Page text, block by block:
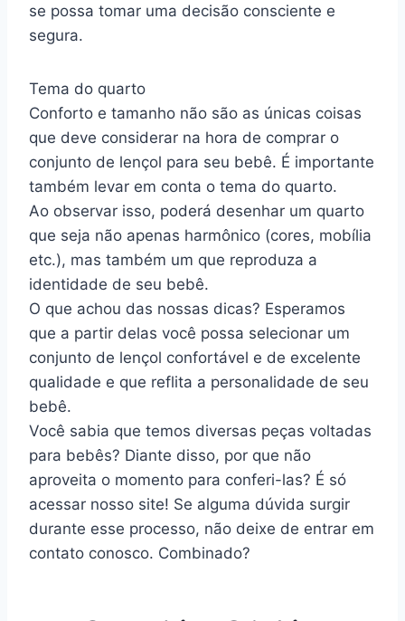
se possa tomar uma decisão consciente e
segura.
Tema do quarto
Conforto e tamanho não são as únicas coisas
que deve considerar na hora de comprar o
conjunto de lençol para seu bebê. É importante
também levar em conta o tema do quarto.
Ao observar isso, poderá desenhar um quarto
que seja não apenas harmônico (cores, mobília
etc.), mas também um que reproduza a
identidade de seu bebê.
O que achou das nossas dicas? Esperamos
que a partir delas você possa selecionar um
conjunto de lençol confortável e de excelente
qualidade e que reflita a personalidade de seu
bebê.
Você sabia que temos diversas peças voltadas
para bebês? Diante disso, por que não
aproveita o momento para conferi-las? É só
acessar nosso site! Se alguma dúvida surgir
durante esse processo, não deixe de entrar em
contato conosco. Combinado?